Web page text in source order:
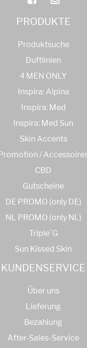
PRODUKTE
Produktsuche
Duftlinien
4 MEN ONLY
Inspira: Alpina
Inspira: Med
Inspira: Med Sun
Skin Accents
/
CBD
Gutscheine
DE PROMO (only DE)
NL PROMO (only NL)
Triple´G
Sun Kissed Skin
KUNDENSERVICE
Über uns
Lieferung
Bezahlung
After-Sales-Service